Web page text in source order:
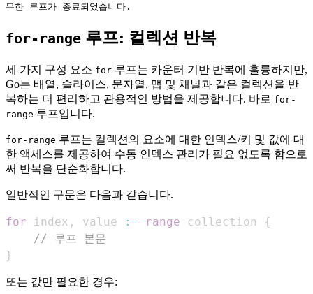
for-range 루프: 컬렉션 반복
세 가지 구성 요소 for 루프는 카운터 기반 반복에 훌륭하지만,
Go는 배열, 슬라이스, 문자열, 맵 및 채널과 같은 컬렉션을 반
복하는 더 편리하고 관용적인 방법을 제공합니다. 바로 for-
range 루프입니다.
for-range 루프는 컬렉션의 요소에 대한 인덱스/키 및 값에 대
한 액세스를 제공하여 수동 인덱스 관리가 필요 없도록 함으로
써 반복을 단순화합니다.
일반적인 구문은 다음과 같습니다.
for index , value := range collection
{
// 루프 본문
}
또는 값만 필요한 경우: